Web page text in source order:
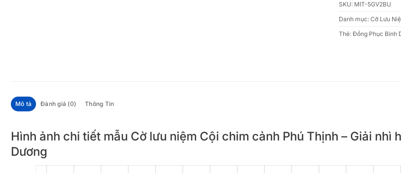
SKU: MIT-5GV2BU
Danh mục: Cờ Lưu
Thẻ: Đồng Phục Bình
Mô tả Đánh giá (0) Thông Tin
Hình ảnh chi tiết mẫu Cờ lưu niệm Cội chim cảnh Phú Thịnh – Giải
Dương